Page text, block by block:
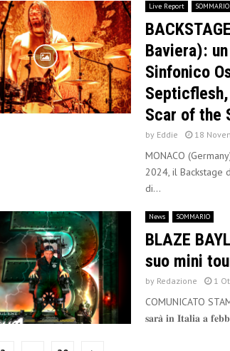
Live Report SOMMARIO
Baviera):
Sinfonico
Scar of the
by Eddie 18
MONACO
2024, il Backstage
di...
News SOMMARIO
BLAZE
suo mini
by Redazione 1
COMUNICATO
𝐬𝐚𝐫𝐚̀ 𝐢𝐧 𝐈𝐭𝐚𝐥𝐢𝐚 𝐚